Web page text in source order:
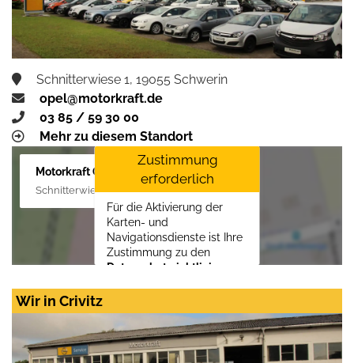
Schnitterwiese 1, 19055 Schwerin
opel@motorkraft.de
03 85 / 59 30 00
Mehr zu diesem Standort
Motorkraft GmbH
Schnitterwiese 1, 19055 Schwerin
Zustimmung
erforderlich
Für die Aktivierung der
Karten- und
Navigationsdienste ist Ihre
Zustimmung zu den
Datenschutzrichtlinien
Zustimmen und
aktivieren
Wir in Crivitz